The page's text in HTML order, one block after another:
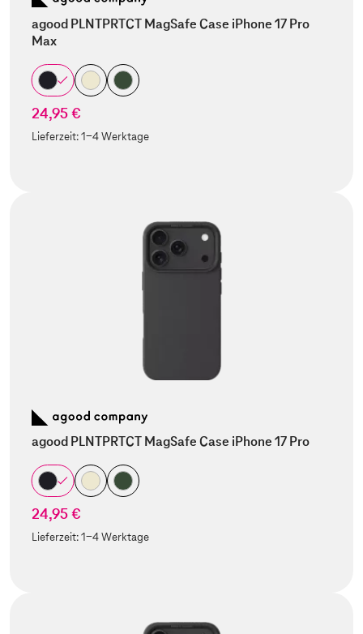
agood PLNTPRTCT MagSafe Case iPhone 17 Pro
Max
24,95 €
Lieferzeit:1-4 Werktage
agood PLNTPRTCT MagSafe Case iPhone 17 Pro
24,95 €
Lieferzeit:1-4 Werktage